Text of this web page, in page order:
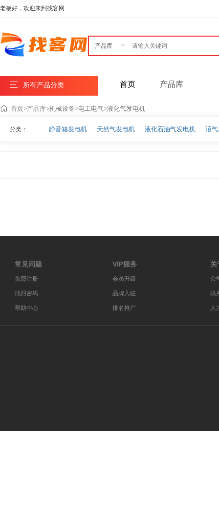
老板好，欢迎来到找客网
 所有产品分类 首页 产品库
首页>产品库>机械设备>电工电气>液化气发电机
分类： 静音箱发电机 天然气发电机 液化石油气发电机 沼
常见问题
免费注册
找回密码
帮助中心
VIP服务
会员升级
品牌入驻
排名推广
关
公
联
人